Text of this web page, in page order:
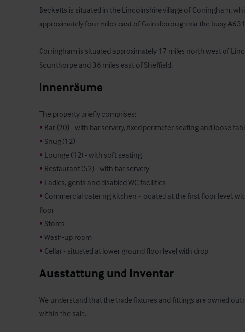
Becketts is situated in the Lincolnshire village of Corringham,
approximately four miles east of Gainsborough via the busy
Corringham is situated approximately 17 miles north west of
Scunthorpe and 36 miles east of Sheffield.
Innenräume
•
•
•
•
•
• Commercial catering kitchen - located at the first floor level,
•
•
• Cellar - situated at lower ground floor level with drop
Ausstattung und Inventar
We understand that the trade fixtures and fittings are owned
within the sale.